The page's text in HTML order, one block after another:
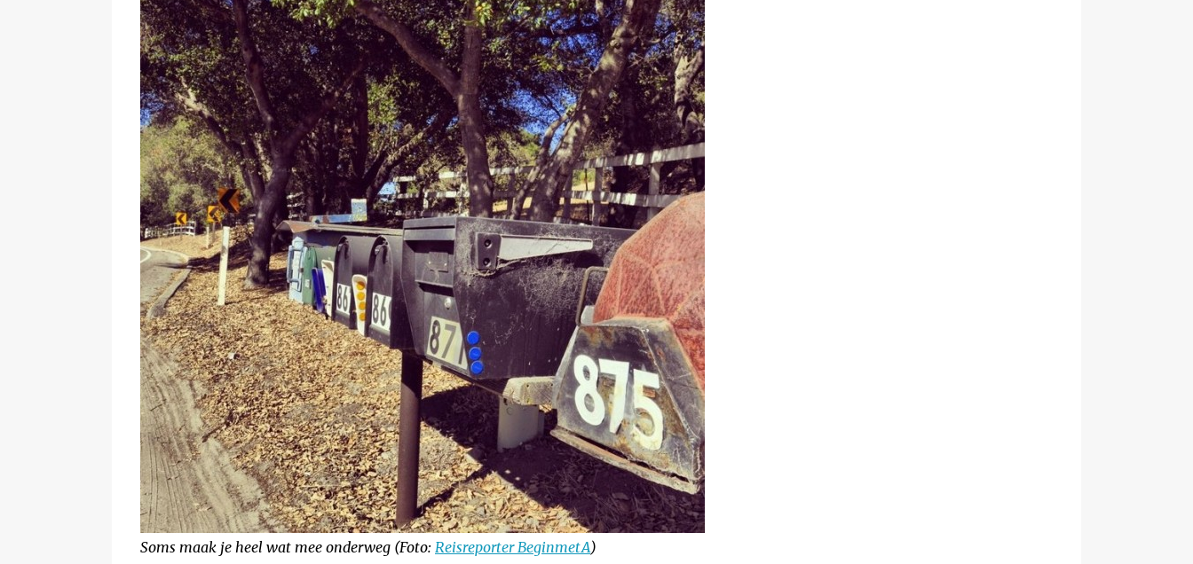
Soms maak je heel wat mee onderweg (Foto: Reisreporter BeginmetA)